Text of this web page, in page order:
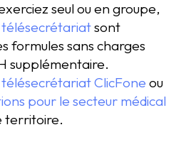
seul ou en groupe,
sont
formules sans charges
supplémentaire.
ClicFone ou
pour le secteur médical
territoire.